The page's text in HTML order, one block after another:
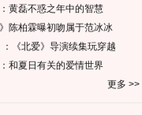
黄磊不惑之年中的智慧
》陈柏霖曝初吻属于范冰冰
：《北爱》导演续集玩穿越
和夏日有关的爱情世界
更多 >>